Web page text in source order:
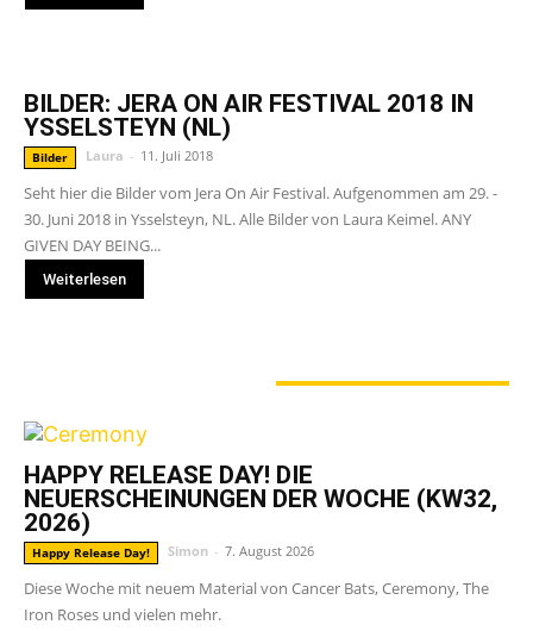
BILDER: JERA ON AIR FESTIVAL 2018 IN
YSSELSTEYN (NL)
Bilder Laura - 11. Juli 2018
Seht hier die Bilder vom Jera On Air Festival. Aufgenommen am 29. -
30. Juni 2018 in Ysselsteyn, NL. Alle Bilder von Laura Keimel. ANY
GIVEN DAY BEING...
Weiterlesen
HAPPY RELEASE DAY! DIE
NEUERSCHEINUNGEN DER WOCHE (KW32,
2026)
Happy Release Day! Simon - 7. August 2026
Diese Woche mit neuem Material von Cancer Bats, Ceremony, The
Iron Roses und vielen mehr.